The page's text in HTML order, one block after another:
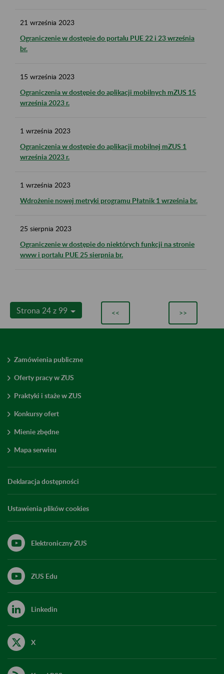
21 września 2023
Ograniczenie w dostępie do portalu PUE 22 i 23 września
br.
15 września 2023
Ograniczenia w dostępie do aplikacji mobilnych mZUS 15
września 2023 r.
1 września 2023
Ograniczenia w dostępie do aplikacji mobilnej mZUS 1
września 2023 r.
1 września 2023
Wdrożenie nowej metryki programu Płatnik 1 września br.
25 sierpnia 2023
Ograniczenie w dostępie do niektórych funkcji na stronie
www i portalu PUE 25 sierpnia br.
Strona 24 z 99 << >>
Zamówienia publiczne
Oferty pracy w ZUS
Praktyki i staże w ZUS
Konkursy ofert
Mienie zbędne
Mapa serwisu
Deklaracja dostępności
Ustawienia plików cookies
Elektroniczny ZUS
ZUS Edu
Linkedin
X